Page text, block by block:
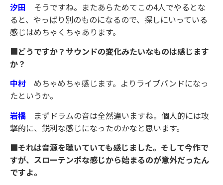
汐田 そうですね。またあらためてこの4人でやるとな
ると、やっぱり別のものになるので、探しにいっている
感じはめちゃくちゃあります。
■どうですか？サウンドの変化みたいなものは感じます
か？
中村 めちゃめちゃ感じます。よりライブバンドになっ
たというか。
岩橋 まずドラムの音は全然違いますね。個人的には攻
撃的に、鋭利な感じになったのかなと思います。
■それは音源を聴いていても感じました。そして今作で
すが、スローテンポな感じから始まるのが意外だったん
ですよ。